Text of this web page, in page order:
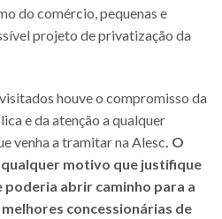
do comércio, pequenas e
projeto de privatização da
houve o compromisso da
e da atenção a qualquer
venha a tramitar na Alesc . O
motivo que justifique
abrir caminho para a
concessionárias de